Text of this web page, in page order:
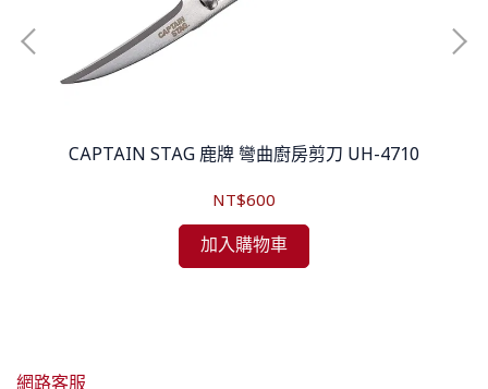
CAPTAIN STAG 鹿牌 彎曲廚房剪刀 UH-4710
NT$600
加入購物車
網路客服